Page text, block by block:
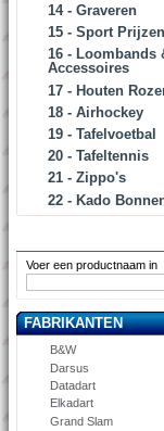
14 - Graveren
15 - Sport Prijzen
16 - Loombands
Accessoires
17 - Houten
18 - Airhockey
19 - Tafelvoetbal
20 - Tafeltennis
21 - Zippo's
22 - Kado
Voer een productnaam in
FABRIKANTEN
B&W
Darsus
Datadart
Elkadart
Grand Slam